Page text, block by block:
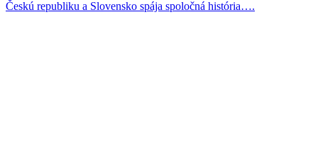
Českú republiku a Slovensko spája spoločná história….